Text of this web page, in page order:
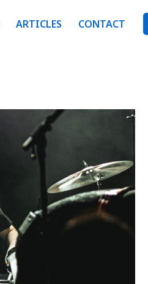
ARTICLES CONTACT